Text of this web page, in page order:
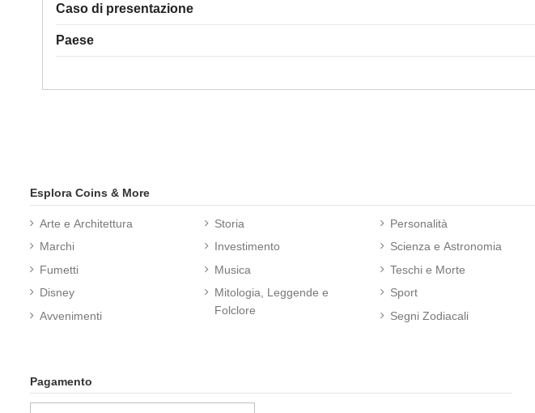
Caso di presentazione
Paese
Esplora Coins & More
Arte e Architettura
Marchi
Fumetti
Disney
Avvenimenti
Storia
Investimento
Musica
Mitologia, Leggende e
Folclore
Personalità
Scienza e Astronomia
Teschi e Morte
Sport
Segni Zodiacali
Pagamento